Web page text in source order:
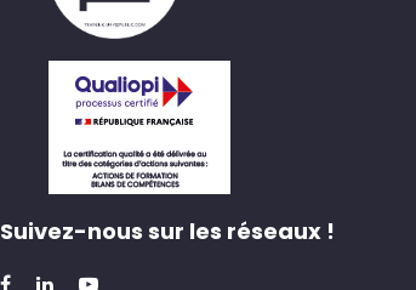
Suivez-nous sur les réseaux !